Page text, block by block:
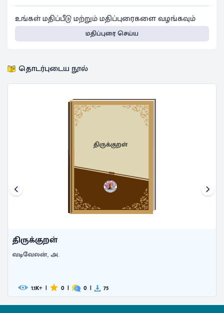
உங்கள் மதிப்பீடு மற்றும் மதிப்புரைகளை வழங்கவும்
மதிப்புரை செய்ய
தொடர்புடைய நூல்
திருக்குறள்
திருக்குறள்
வடிவேலன், அ.
1.1K+ | 0 | 0 | 75